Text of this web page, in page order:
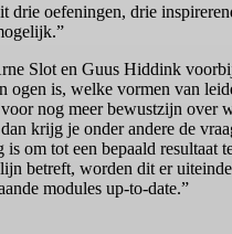
oefeningen, drie
Slot en Guus Hiddink
is, welke vormen van
nog meer bewustzijn over
krijg je onder andere de
om tot een bepaald resultaat
betreft, worden dit er
modules up-to-date.”